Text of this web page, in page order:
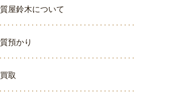
質屋鈴木について
質預かり
買取